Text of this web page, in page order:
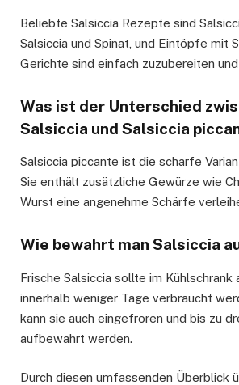
Beliebte Salsiccia Rezepte sind
Salsiccia und Spinat, und Eintöpfe mit
Gerichte sind einfach zuzubereiten
Was ist der Unterschied
Salsiccia und Salsiccia
Salsiccia piccante ist die scharfe
Sie enthält zusätzliche Gewürze wie
Wurst eine angenehme Schärfe
Wie bewahrt man Salsiccia
Frische Salsiccia sollte im Kühlschrank
innerhalb weniger Tage verbraucht
kann sie auch eingefroren und bis zu
aufbewahrt werden.
Durch diesen umfassenden Überblick